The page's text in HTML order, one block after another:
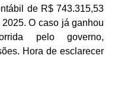
de R$ 743.315,53
O caso já ganhou
pelo governo,
Hora de esclarecer